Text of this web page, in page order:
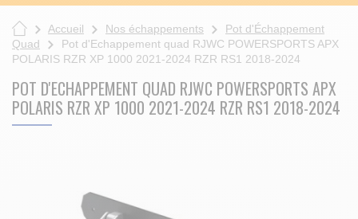
Accueil Nos échappements
Pot d'Échappement
Quad
Pot d'Echappement quad RJWC POWERSPORTS APX
POLARIS RZR XP 1000 2021-2024 RZR RS1 2018-2024
POT D'ECHAPPEMENT QUAD RJWC POWERSPORTS APX
POLARIS RZR XP 1000 2021-2024 RZR RS1 2018-2024